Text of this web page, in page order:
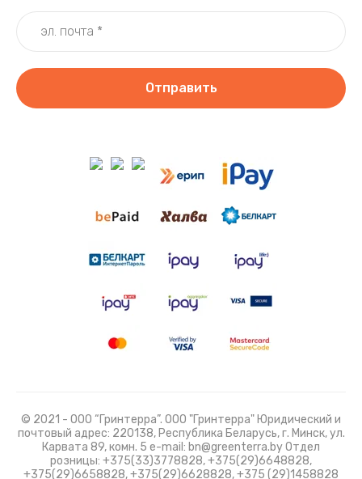
Отправить
© 2021 - ООО “Гринтерра”. ООО "Гринтерра" Юридический и
почтовый адрес: 220138, Республика Беларусь, г. Минск, ул.
Карвата 89, комн. 5 e-mail: bn@greenterra.by Отдел
розницы: +375(33)3778828, +375(29)6648828,
+375(29)6658828, +375(29)6628828, +375 (29)1458828